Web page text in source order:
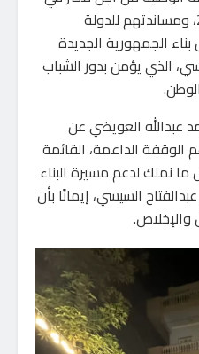
انتخابات مجلس الشيوخ 2025، ومساندتهم للدولة
الجمهورية الجديدة
الذي يؤمن بدور الشباب
عبدالله العويضي عن
الوقفة الداعمة، القائمة
ما نملك لدعم مسيرة البناء
السيسي، إيمانًا بأن